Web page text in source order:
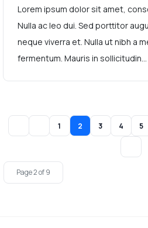
Lorem ipsum dolor sit amet,
Nulla ac leo dui. Sed porttitor
neque viverra et. Nulla ut nibh a
fermentum. Mauris in sollicitudin...
1 2 3 4 5
Page 2 of 9